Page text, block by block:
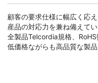
顧客の要求仕様に幅広く応
産品の対応力を兼ね備えてい
全製品Telcordia規格、RoHS
低価格ながらも高品質な製